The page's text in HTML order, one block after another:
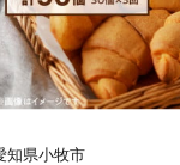
知県小牧市